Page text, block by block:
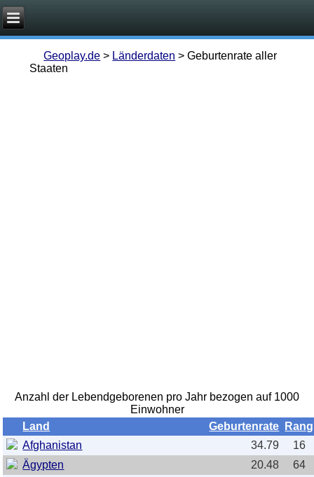
Geoplay.de > Länderdaten >Geburtenrate aller
Staaten
Anzahl der Lebendgeborenen pro Jahr bezogen auf 1000
Einwohner
Land
Geburtenrate
Rang
Afghanistan
34.79
16
Ägypten
20.48
64